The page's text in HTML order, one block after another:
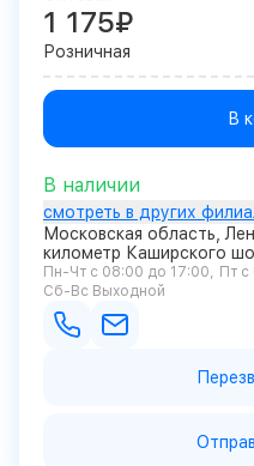
1 175₽
Розничная
В
В наличии
смотреть в других
Московская область,
километр Каширского
Пн-Чт с 08:00 до 17:00
Пт
Сб-Вс Выходной